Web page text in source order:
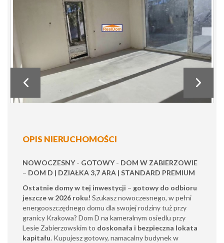
OPIS NIERUCHOMOŚCI
NOWOCZESNY - GOTOWY - DOM W ZABIERZOWIE
– DOM D | DZIAŁKA 3,7 ARA | STANDARD PREMIUM
Ostatnie domy w tej inwestycji – gotowy do odbioru
jeszcze w 2026 roku! Szukasz nowoczesnego, w pełni
energooszczędnego domu dla swojej rodziny tuż przy
granicy Krakowa? Dom D na kameralnym osiedlu przy
Lesie Zabierzowskim to doskonała i bezpieczna lokata
kapitału. Kupujesz gotowy, namacalny budynek w